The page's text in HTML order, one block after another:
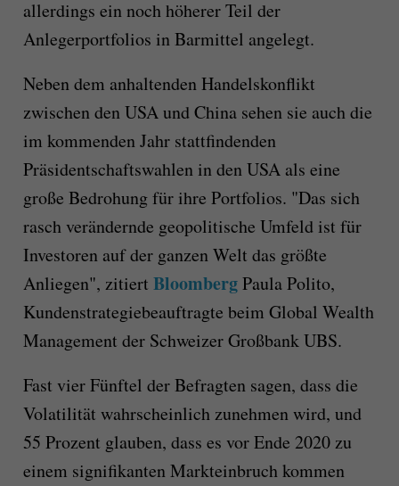
allerdings ein noch höherer Teil der
Anlegerportfolios in Barmittel angelegt.
Neben dem anhaltenden Handelskonflikt
zwischen den USA und China sehen sie auch die
im kommenden Jahr stattfindenden
Präsidentschaftswahlen in den USA als eine
große Bedrohung für ihre Portfolios. "Das sich
rasch verändernde geopolitische Umfeld ist für
Investoren auf der ganzen Welt das größte
Anliegen", zitiert BloombergPaula Polito,
Kundenstrategiebeauftragte beim Global Wealth
Management der Schweizer Großbank UBS.
Fast vier Fünftel der Befragten sagen, dass die
Volatilität wahrscheinlich zunehmen wird, und
55 Prozent glauben, dass es vor Ende 2020 zu
einem signifikanten Markteinbruch kommen